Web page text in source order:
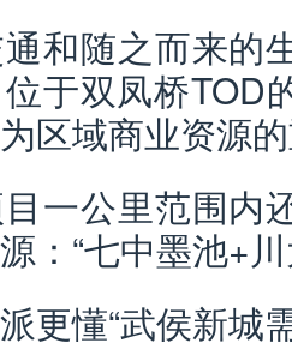
和随之而来的
于双凤桥TOD
区域商业资源
一公里范围内
：“七中墨池+
更懂“武侯新城